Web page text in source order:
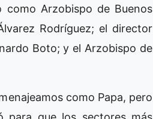
como Arzobispo de Buenos
Rodríguez; el director
Boto; y el Arzobispo de
como Papa, pero